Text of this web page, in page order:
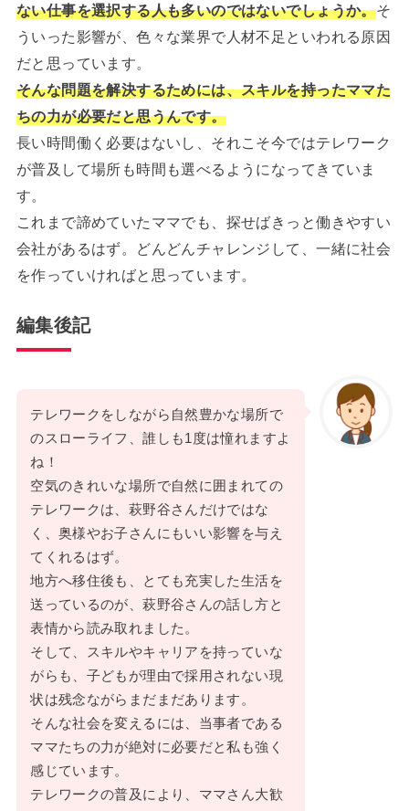
ない仕事を選択する人も多いのではないでしょうか。そ
ういった影響が、色々な業界で人材不足といわれる原因
だと思っています。
そんな問題を解決するためには、スキルを持ったママた
ちの力が必要だと思うんです。
長い時間働く必要はないし、それこそ今ではテレワーク
が普及して場所も時間も選べるようになってきていま
す。
これまで諦めていたママでも、探せばきっと働きやすい
会社があるはず。どんどんチャレンジして、一緒に社会
を作っていければと思っています。
編集後記
テレワークをしながら自然豊かな場所で
のスローライフ、誰しも1度は憧れますよ
ね！
空気のきれいな場所で自然に囲まれての
テレワークは、萩野谷さんだけではな
く、奥様やお子さんにもいい影響を与え
てくれるはず。
地方へ移住後も、とても充実した生活を
送っているのが、萩野谷さんの話し方と
表情から読み取れました。
そして、スキルやキャリアを持っていな
がらも、子どもが理由で採用されない現
状は残念ながらまだまだあります。
そんな社会を変えるには、当事者である
ママたちの力が絶対に必要だと私も強く
感じています。
テレワークの普及により、ママさん大歓